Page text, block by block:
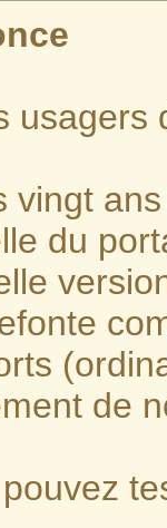
usagers
vingt
du
de